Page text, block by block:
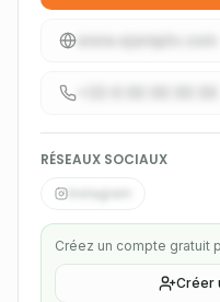
www.ejemplo.com
RÉSEAUX SOCIAUX
Créez un compte gratuit
Créer